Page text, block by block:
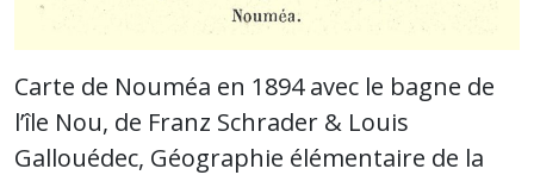
Carte de Nouméa en 1894 avec le bagne de
l’île Nou, de Franz Schrader & Louis
Gallouédec, Géographie élémentaire de la